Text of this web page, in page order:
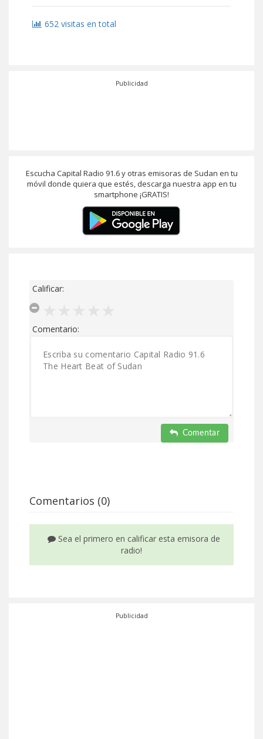
652 visitas en total
Publicidad
Escucha Capital Radio 91.6 y otras emisoras de Sudan en tu
móvil donde quiera que estés, descarga nuestra app en tu
smartphone ¡GRATIS!
Calificar:
Comentario:
Comentar
Comentarios (0)
Sea el primero en calificar esta emisora de
radio!
Publicidad